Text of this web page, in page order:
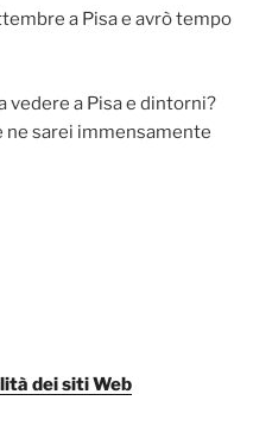
a Pisa e avrò tempo
vedere a Pisa e dintorni?
ne sarei immensamente
dei siti Web